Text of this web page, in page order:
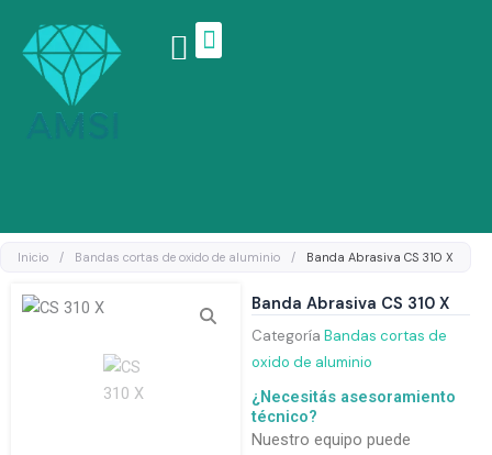
contenido
Inicio / Bandas cortas de oxido de aluminio / Banda Abrasiva CS 310 X
Banda Abrasiva CS 310 X
Categoría Bandas cortas de
oxido de aluminio
¿Necesitás asesoramiento
técnico?
Nuestro equipo puede